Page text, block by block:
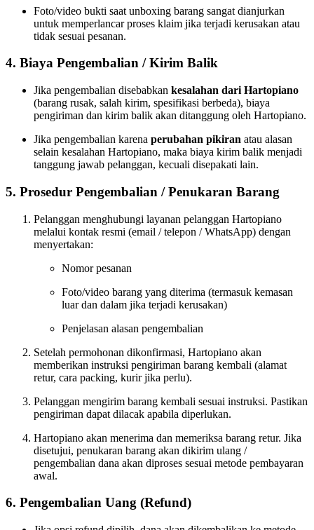
Foto/video bukti saat unboxing barang sangat dianjurkan
untuk memperlancar proses klaim jika terjadi kerusakan atau
tidak sesuai pesanan.
4. Biaya Pengembalian / Kirim Balik
Jika pengembalian disebabkan kesalahan dari Hartopiano
(barang rusak, salah kirim, spesifikasi berbeda), biaya
pengiriman dan kirim balik akan ditanggung oleh Hartopiano.
Jika pengembalian karena perubahan pikiran atau alasan
selain kesalahan Hartopiano, maka biaya kirim balik menjadi
tanggung jawab pelanggan, kecuali disepakati lain.
5. Prosedur Pengembalian / Penukaran Barang
Pelanggan menghubungi layanan pelanggan Hartopiano
melalui kontak resmi (email / telepon / WhatsApp) dengan
menyertakan:
Nomor pesanan
Foto/video barang yang diterima (termasuk kemasan
luar dan dalam jika terjadi kerusakan)
Penjelasan alasan pengembalian
Setelah permohonan dikonfirmasi, Hartopiano akan
memberikan instruksi pengiriman barang kembali (alamat
retur, cara packing, kurir jika perlu).
Pelanggan mengirim barang kembali sesuai instruksi. Pastikan
pengiriman dapat dilacak apabila diperlukan.
Hartopiano akan menerima dan memeriksa barang retur. Jika
disetujui, penukaran barang akan dikirim ulang /
pengembalian dana akan diproses sesuai metode pembayaran
awal.
6. Pengembalian Uang (Refund)